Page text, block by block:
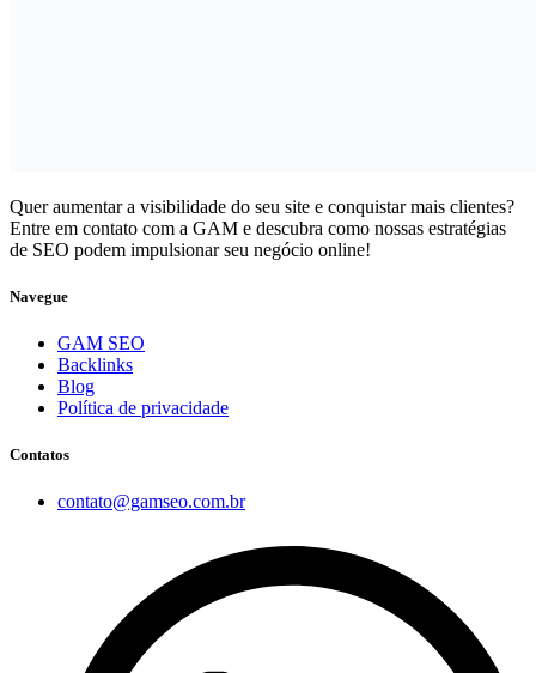
Quer aumentar a visibilidade do seu site e conquistar mais clientes?
Entre em contato com a GAM e descubra como nossas estratégias
de SEO podem impulsionar seu negócio online!
Navegue
GAM SEO
Backlinks
Blog
Política de privacidade
Contatos
contato@gamseo.com.br